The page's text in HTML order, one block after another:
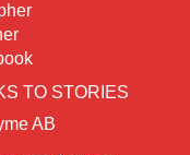
TO STORIES
AB